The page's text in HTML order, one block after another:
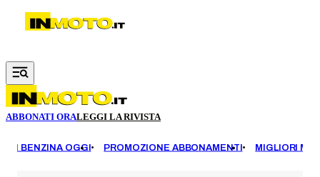
Vai al contenuto principale
ABBONATI ORALEGGI LA RIVISTA
BENZINA OGGI PROMOZIONE ABBONAMENTI MIGLIORI